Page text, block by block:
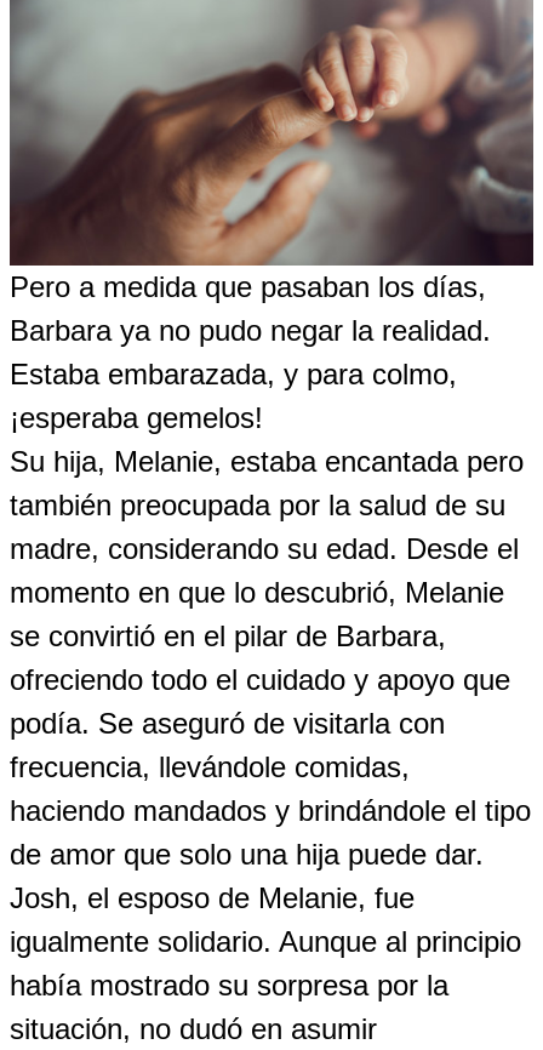
Pero a medida que pasaban los días,
Barbara ya no pudo negar la realidad.
Estaba embarazada, y para colmo,
¡esperaba gemelos!
Su hija, Melanie, estaba encantada pero
también preocupada por la salud de su
madre, considerando su edad. Desde el
momento en que lo descubrió, Melanie
se convirtió en el pilar de Barbara,
ofreciendo todo el cuidado y apoyo que
podía. Se aseguró de visitarla con
frecuencia, llevándole comidas,
haciendo mandados y brindándole el tipo
de amor que solo una hija puede dar.
Josh, el esposo de Melanie, fue
igualmente solidario. Aunque al principio
había mostrado su sorpresa por la
situación, no dudó en asumir